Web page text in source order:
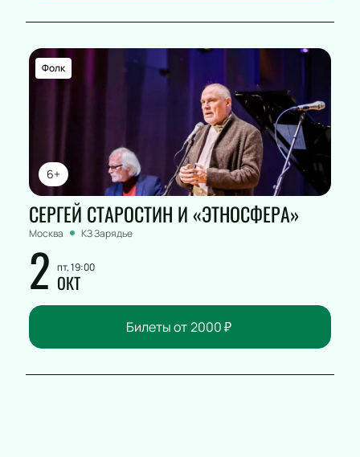
6+
Фолк
СЕРГЕЙ СТАРОСТИН И «ЭТНОСФЕРА»
Москва КЗ Зарядье
2 пт, 19:00
ОКТ
Билеты от 2000₽